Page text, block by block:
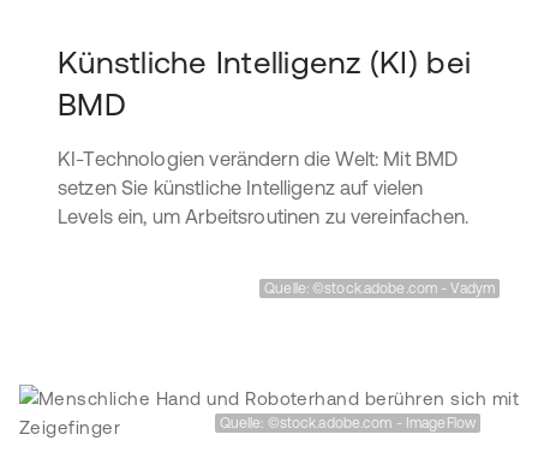
Quelle: ©stock.adobe.com - Vadym
Künstliche Intelligenz (KI) bei
BMD
KI-Technologien verändern die Welt: Mit BMD
setzen Sie künstliche Intelligenz auf vielen
Levels ein, um Arbeitsroutinen zu vereinfachen.
Quelle: ©stock.adobe.com - ImageFlow